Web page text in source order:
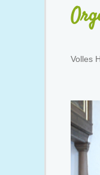
Volles